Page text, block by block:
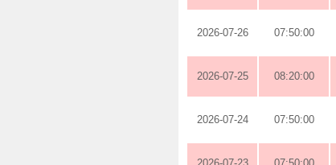
2026-07-26 07:50:00
2026-07-25 08:20:00
2026-07-24 07:50:00